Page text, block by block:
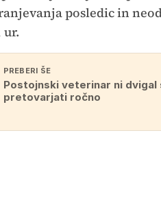
posledic in
PREBERI ŠE
Postojnski veterinar ni dvigal
pretovarjati ročno